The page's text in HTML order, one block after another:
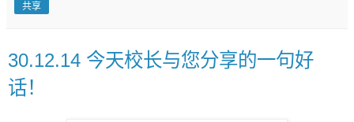
共享
30.12.14 今天校长与您分享的一句好
话！